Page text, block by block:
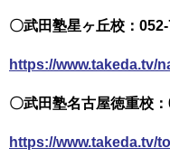
〇武田塾星ヶ丘校：
https://www.takeda.tv/
〇武田塾名古屋徳重校
https://www.takeda.tv/